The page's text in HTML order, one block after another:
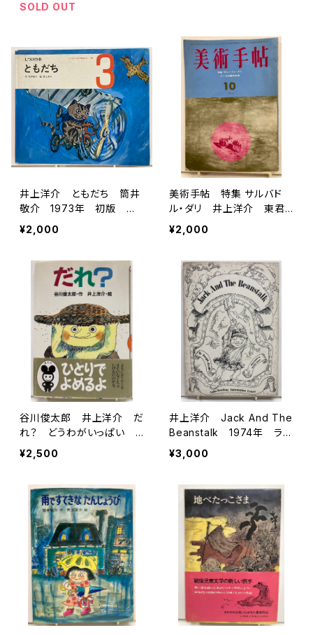
SOLD OUT
井上洋介 ともだち 筒井
敬介 1973年 初版 世
界文化社
¥2,000
美術手帖 特集 サルバド
ル・ダリ 井上洋介 東君
平 長新太など 1964年1
0月号 美術出版社
¥2,000
谷川俊太郎 井上洋介 だ
れ？ どうわがいっぱい 1
990年 初版 帯 講談社
¥2,500
井上洋介 Jack And The
Beanstalk 1974年 ラボ
教育センター
¥3,000